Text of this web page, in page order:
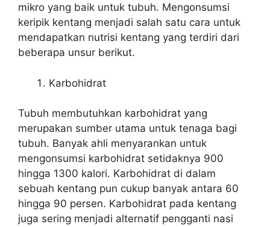
mikro yang baik untuk tubuh. Mengonsumsi
keripik kentang menjadi salah satu cara untuk
mendapatkan nutrisi kentang yang terdiri dari
beberapa unsur berikut.
Karbohidrat
Tubuh membutuhkan karbohidrat yang
merupakan sumber utama untuk tenaga bagi
tubuh. Banyak ahli menyarankan untuk
mengonsumsi karbohidrat setidaknya 900
hingga 1300 kalori. Karbohidrat di dalam
sebuah kentang pun cukup banyak antara 60
hingga 90 persen. Karbohidrat pada kentang
juga sering menjadi alternatif pengganti nasi